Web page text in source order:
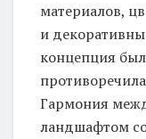
материалов,
и
концепция
Гармония
ландшафтом